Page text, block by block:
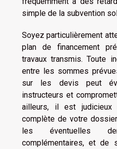
simple de la subvention
Soyez particulièrement
plan de financement
travaux transmis. Toute
entre les sommes
sur les devis peut
instructeurs et
ailleurs, il est judicieux
complète de votre
les éventuelles
complémentaires, et de